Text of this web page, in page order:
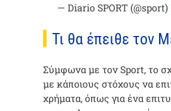
— Diario SPORT (@sport)
Τι θα έπειθε τον
Σύμφωνα με τον Sport, το
με κάποιους στόχους να
χρήματα, όπως για ένα